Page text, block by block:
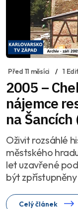
Před 11 měsíci 1
2005 –
nájemce
na Šancích
Oživit rozsáhlé
městského
let uzavřené
být
Celý článek